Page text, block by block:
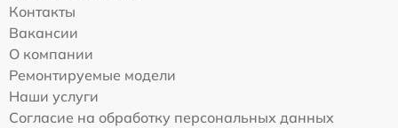
Контакты
Вакансии
О компании
Ремонтируемые модели
Наши услуги
Согласие на обработку персональных данных